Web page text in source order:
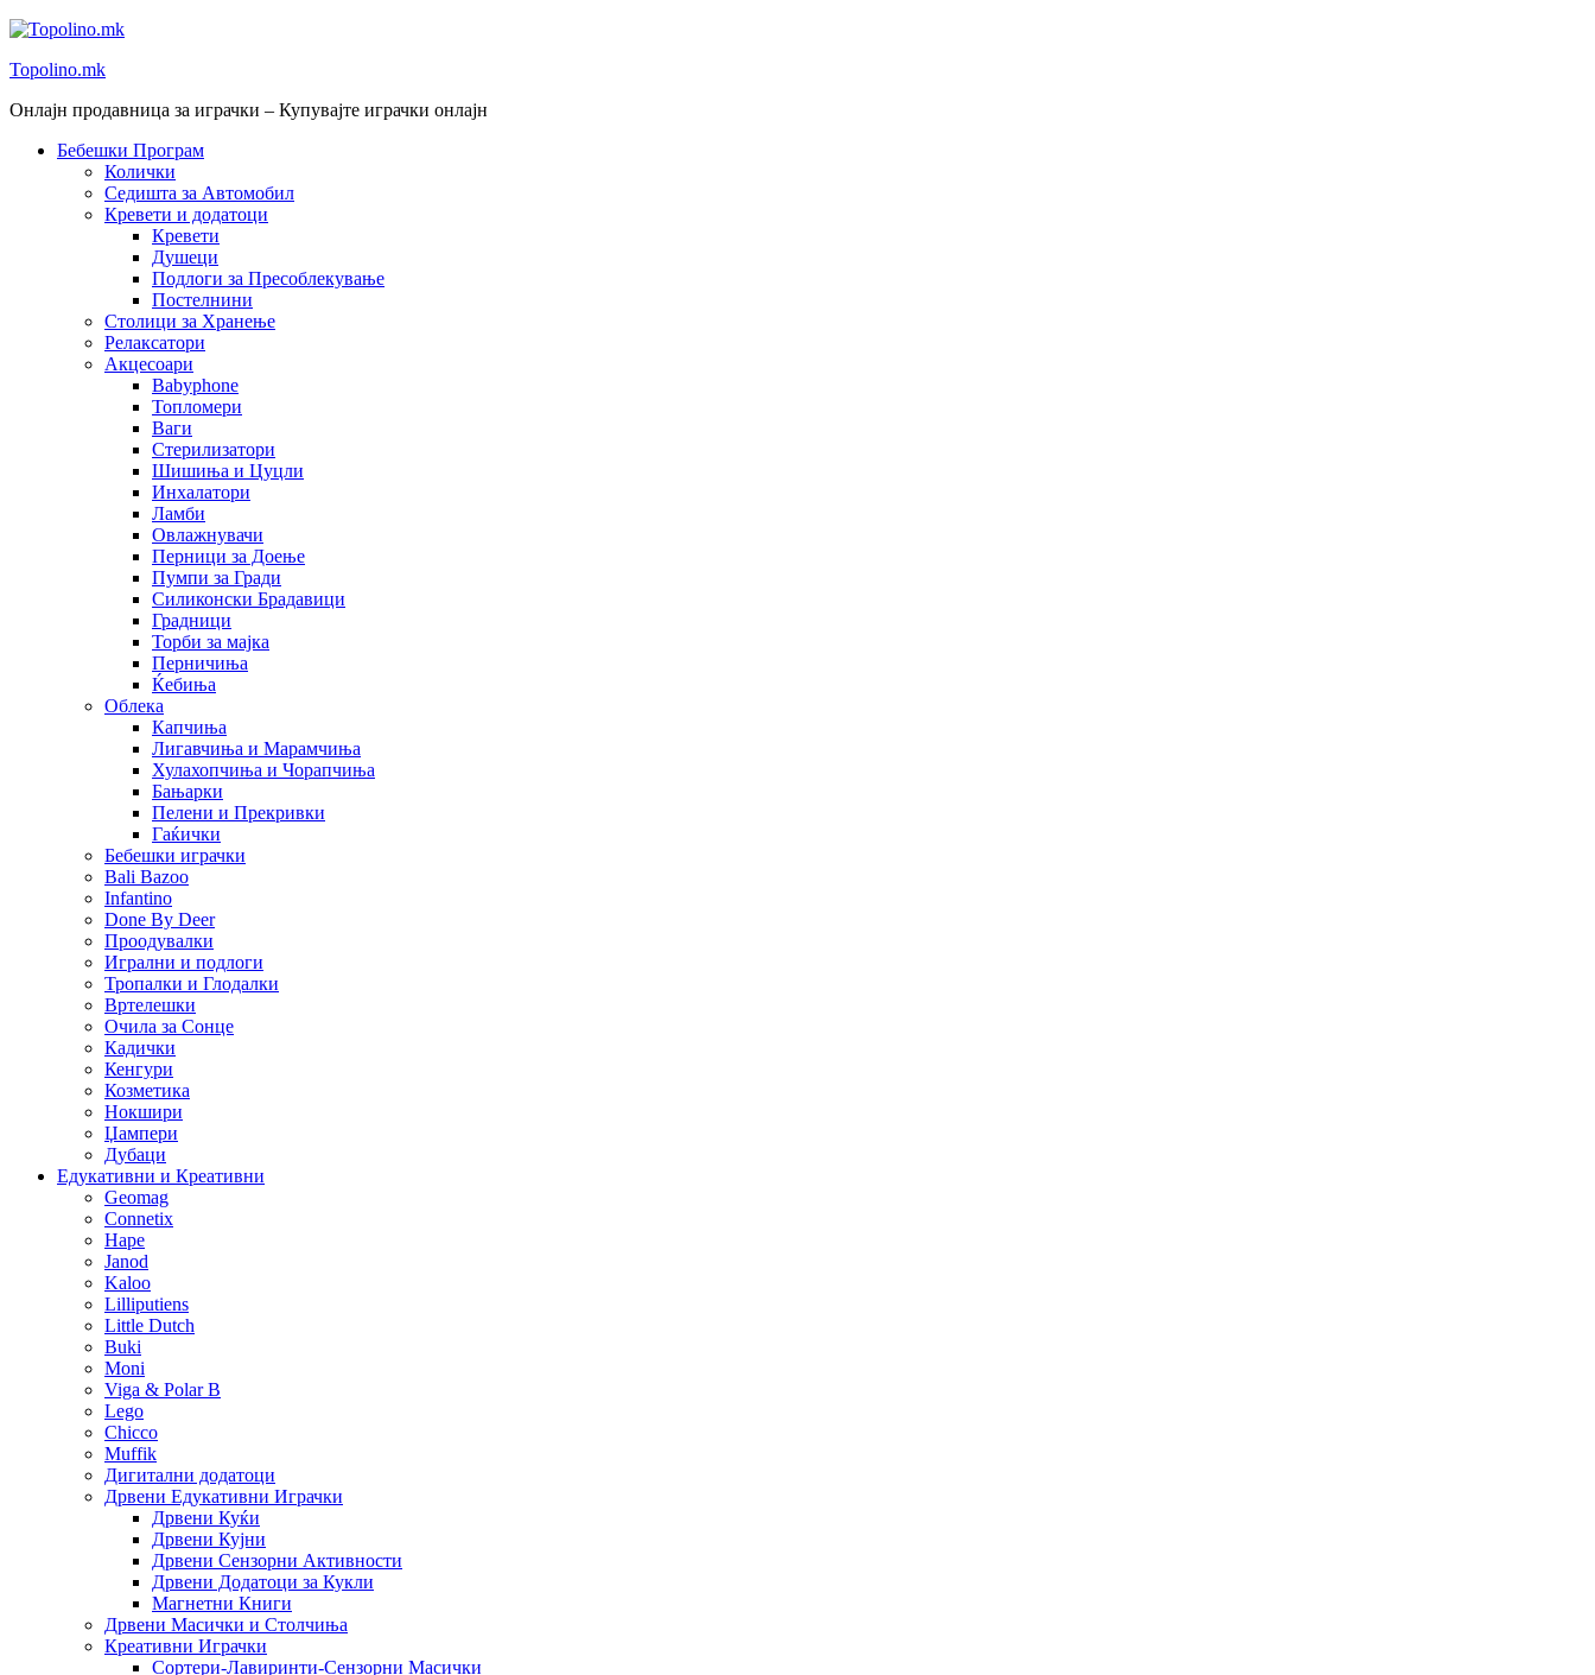
Topolino.mk
Онлајн продавница за играчки – Купувајте играчки онлајн
Бебешки Програм
Колички
Седишта за Автомобил
Кревети и додатоци
Кревети
Душеци
Подлоги за Пресоблекување
Постелнини
Столици за Хранење
Релаксатори
Акцесоари
Babyphone
Топломери
Ваги
Стерилизатори
Шишиња и Цуцли
Инхалатори
Ламби
Овлажнувачи
Перници за Доење
Пумпи за Гради
Силиконски Брадавици
Градници
Торби за мајка
Перничиња
Ќебиња
Облека
Капчиња
Лигавчиња и Марамчиња
Хулахопчиња и Чорапчиња
Бањарки
Пелени и Прекривки
Гаќички
Бебешки играчки
Bali Bazoo
Infantino
Done By Deer
Проодувалки
Игрални и подлоги
Тропалки и Глодалки
Вртелешки
Очила за Сонце
Кадички
Кенгури
Козметика
Нокшири
Џампери
Дубаци
Едукативни и Креативни
Geomag
Connetix
Hape
Janod
Kaloo
Lilliputiens
Little Dutch
Buki
Moni
Viga & Polar B
Lego
Chicco
Muffik
Дигитални додатоци
Дрвени Едукативни Играчки
Дрвени Куќи
Дрвени Кујни
Дрвени Сензорни Активности
Дрвени Додатоци за Кукли
Магнетни Книги
Дрвени Масички и Столчиња
Креативни Играчки
Сортери-Лавиринти-Сензорни Масички